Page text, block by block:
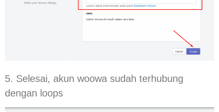
5. Selesai, akun woowa sudah terhubung
dengan loops